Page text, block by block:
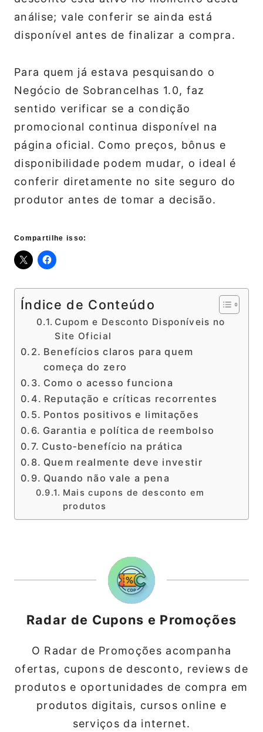
análise; vale conferir se ainda está
disponível antes de finalizar a compra.
Para quem já estava pesquisando o
Negócio de Sobrancelhas 1.0, faz
sentido verificar se a condição
promocional continua disponível na
página oficial. Como preços, bônus e
disponibilidade podem mudar, o ideal é
conferir diretamente no site seguro do
produtor antes de tomar a decisão.
Compartilhe isso:
Índice de Conteúdo
Cupom e Desconto Disponíveis no
Site Oficial
Benefícios claros para quem
começa do zero
Como o acesso funciona
Reputação e críticas recorrentes
Pontos positivos e limitações
Garantia e política de reembolso
Custo‑benefício na prática
Quem realmente deve investir
Quando não vale a pena
Mais cupons de desconto em
produtos
Radar de Cupons e Promoções
O Radar de Promoções acompanha
ofertas, cupons de desconto, reviews de
produtos e oportunidades de compra em
produtos digitais, cursos online e
serviços da internet.